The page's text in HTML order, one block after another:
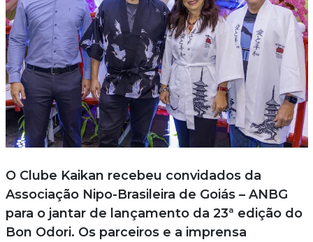
O Clube Kaikan recebeu convidados da
Associação Nipo-Brasileira de Goiás – ANBG
para o jantar de lançamento da 23ª edição do
Bon Odori. Os parceiros e a imprensa